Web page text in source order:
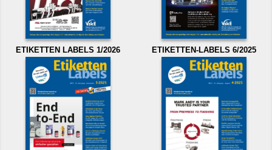
ETIKETTEN LABELS 1/2026 ETIKETTEN-LABELS 6/2025